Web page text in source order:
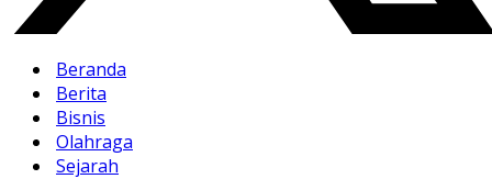
Beranda
Berita
Bisnis
Olahraga
Sejarah